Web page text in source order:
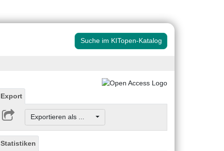
Suche im KITopen-Katalog
Export
Exportieren als ...
Statistiken